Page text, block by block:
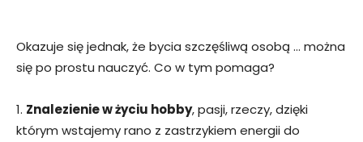
Okazuje się jednak, że bycia szczęśliwą osobą … można
się po prostu nauczyć. Co w tym pomaga?
1. Znalezienie w życiu hobby, pasji, rzeczy, dzięki
którym wstajemy rano z zastrzykiem energii do